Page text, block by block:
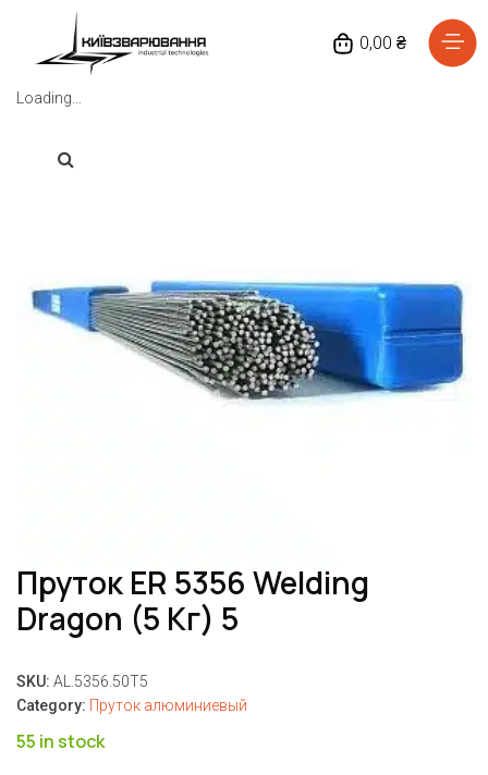
0,00 ₴
Loading...
Пруток ER 5356 Welding
Dragon (5 Кг) 5
SKU: AL.5356.50T5
Category: Пруток алюминиевый
55 in stock
Про нас
Доставка та оплата
Повернення та обмін